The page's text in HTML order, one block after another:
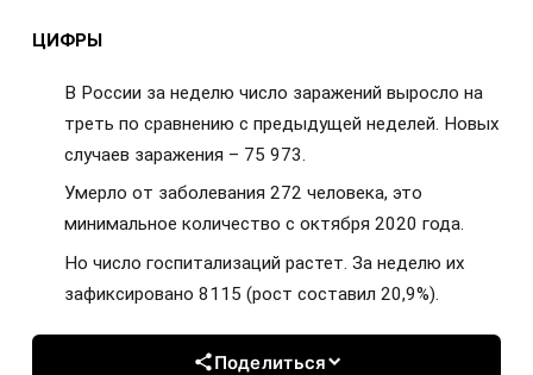
ЦИФРЫ
В России за неделю число заражений выросло на
треть по сравнению с предыдущей неделей. Новых
случаев заражения – 75 973.
Умерло от заболевания 272 человека, это
минимальное количество с октября 2020 года.
Но число госпитализаций растет. За неделю их
зафиксировано 8115 (рост составил 20,9%).
Поделиться